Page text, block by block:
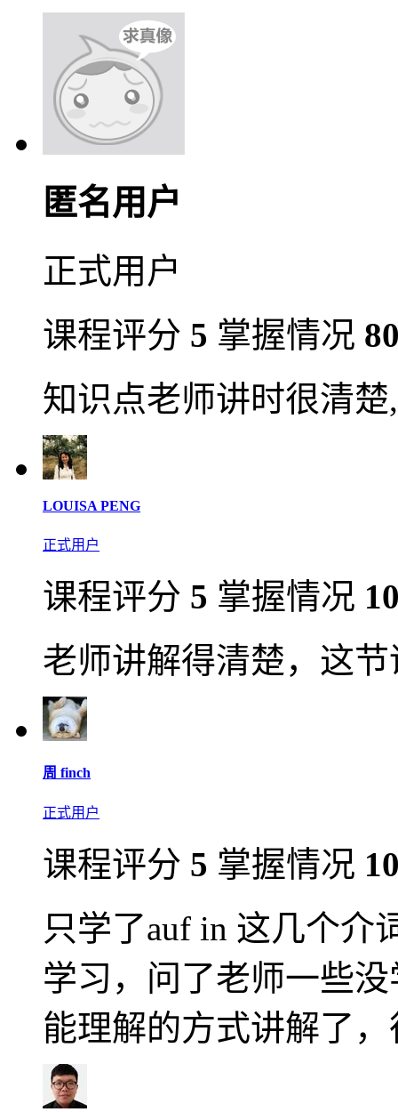
匿名用户
正式用户
课程评分 5 掌握情况
知识点老师讲时很清
LOUISA PENG
正式用户
课程评分 5 掌握情况
老师讲解得清楚，这
周 finch
正式用户
课程评分 5 掌握情况
只学了auf in 这几个介
学习，问了老师一些
能理解的方式讲解了，